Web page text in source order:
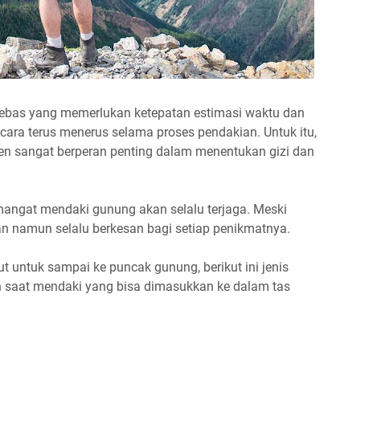
yang memerlukan ketepatan estimasi waktu dan
terus menerus selama proses pendakian. Untuk itu,
sangat berperan penting dalam menentukan gizi dan
mendaki gunung akan selalu terjaga. Meski
namun selalu berkesan bagi setiap penikmatnya.
untuk sampai ke puncak gunung, berikut ini jenis
mendaki yang bisa dimasukkan ke dalam tas